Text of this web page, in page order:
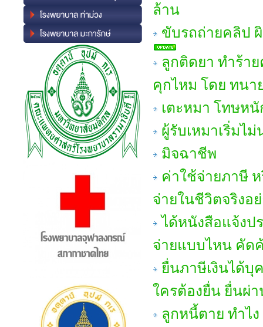
ล้าน
ขับรถถ่ายคลิป
ลูกติดยา ทำร้า
คุกไหม โดย ทน
เตะหมา โทษห
ผู้รับเหมาเริ่มไม่
มิจฉาชีพ
ค่าใช้จ่ายภาษี
จ่ายในชีวิตจริงอย่
ได้หนังสือแจ้งป
จ่ายแบบไหน คัด
ยื่นภาษีเงินได้บุ
ใครต้องยื่น ยื่นผ่า
ลูกหนี้ตาย ทำไ